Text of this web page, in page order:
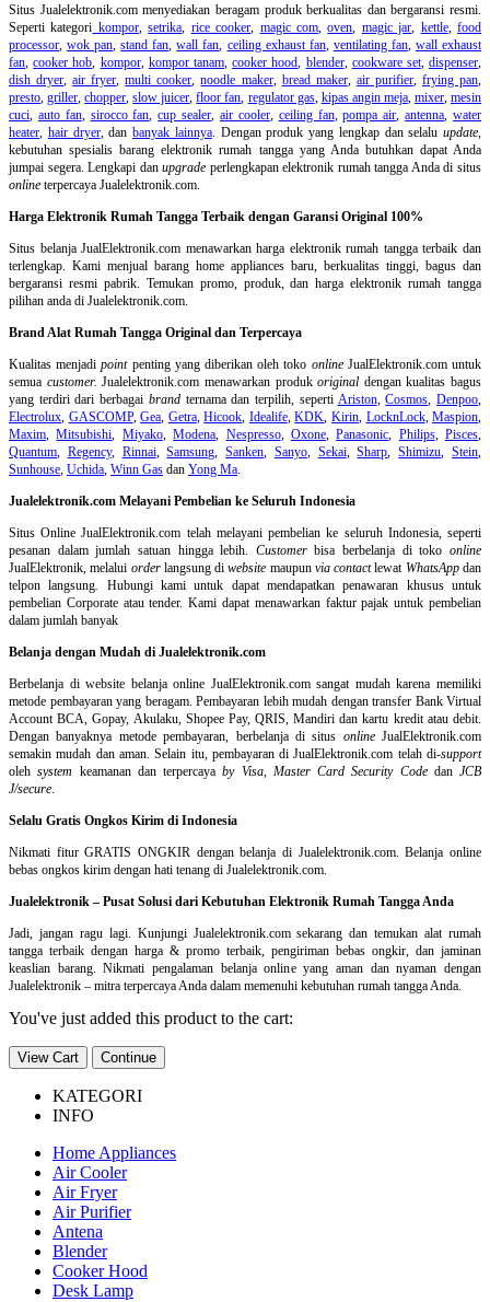
Situs Jualelektronik.com menyediakan beragam produk berkualitas dan bergaransi resmi.
Seperti kategori kompor,setrika, rice cooker, magic com,oven, magic jar, kettle,food
processor,wok pan,stand fan,wall fan, ceiling exhaust fan, ventilating fan, wall exhaust
fan,cooker hob, kompor, kompor tanam,cooker hood, blender, cookware set,dispenser,
dish dryer,air fryer,multi cooker,noodle maker, bread maker, air purifier, frying pan,
presto,griller,chopper,slow juicer,floor fan, regulator gas, kipas angin meja, mixer,mesin
cuci, auto fan, sirocco fan,cup sealer,air cooler, ceiling fan,pompa air,antenna,water
heater, hair dryer, dan banyak lainnya. Dengan produk yang lengkap dan selalu update,
kebutuhan spesialis barang elektronik rumah tangga yang Anda butuhkan dapat Anda
jumpai segera. Lengkapi danupgrade perlengkapan elektronik rumah tangga Anda di situs
online terpercaya Jualelektronik.com.
Harga Elektronik Rumah Tangga Terbaik dengan Garansi Original 100%
Situs belanjaJualElektronik.com menawarkan harga elektronik rumah tangga terbaik dan
terlengkap. Kami menjual barang home appliances baru, berkualitas tinggi, bagus dan
bergaransi resmi pabrik. Temukan promo, produk, dan harga elektronik rumah tangga
pilihan anda di Jualelektronik.com.
Brand Alat Rumah Tangga Original dan Terpercaya
Kualitas menjadipointpenting yang diberikan oleh toko onlineJualElektronik.com untuk
semua customer. Jualelektronik.com menawarkan produkoriginal dengan kualitas bagus
yang terdiri dari berbagai brandternama dan terpilih, seperti Ariston,Cosmos,Denpoo,
Electrolux, GASCOMP,Gea, Getra,Hicook, Idealife,KDK, Kirin, LocknLock,Maspion,
Maxim,Mitsubishi, Miyako,Modena, Nespresso, Oxone,Panasonic, Philips, Pisces,
Quantum, Regency, Rinnai,Samsung,Sanken, Sanyo, Sekai,Sharp,Shimizu,Stein,
Sunhouse, Uchida, Winn Gas dan Yong Ma.
Jualelektronik.com Melayani Pembelian ke Seluruh Indonesia
Situs Online JualElektronik.com telah melayani pembelian ke seluruh Indonesia, seperti
pesanan dalam jumlah satuan hingga lebih. Customerbisa berbelanja di tokoonline
JualElektronik, melalui orderlangsung diwebsite maupun via contactlewat WhatsAppdan
telpon langsung. Hubungi kami untuk dapat mendapatkan penawaran khusus untuk
pembelian Corporate atau tender. Kami dapat menawarkan faktur pajak untuk pembelian
dalam jumlah banyak
Belanja dengan Mudah di Jualelektronik.com
Berbelanja diwebsite belanja online JualElektronik.com sangat mudah karena memiliki
metode pembayaran yang beragam. Pembayaran lebih mudah dengan transfer Bank Virtual
Account BCA, Gopay, Akulaku, Shopee Pay, QRIS, Mandiri dan kartu kredit atau debit.
Dengan banyaknya metode pembayaran, berbelanja di situs onlineJualElektronik.com
semakin mudah dan aman. Selain itu, pembayaran di JualElektronik.com telah di-support
olehsystem keamanan dan terpercayaby Visa, Master Card Security Codedan JCB
J/secure.
Selalu Gratis Ongkos Kirim di Indonesia
Nikmati fitur GRATIS ONGKIR dengan belanja di Jualelektronik.com. Belanja online
bebas ongkos kirim dengan hati tenang di Jualelektronik.com.
Jualelektronik – Pusat Solusi dari Kebutuhan Elektronik Rumah Tangga Anda
Jadi, jangan ragu lagi. Kunjungi Jualelektronik.com sekarang dan temukan alat rumah
tangga terbaik dengan harga & promo terbaik, pengiriman bebas ongkir, dan jaminan
keaslian barang. Nikmati pengalaman belanja online yang aman dan nyaman dengan
Jualelektronik – mitra terpercaya Anda dalam memenuhi kebutuhan rumah tangga Anda.
You've just added this product to the cart:
View Cart Continue
KATEGORI
INFO
Home Appliances
Air Cooler
Air Fryer
Air Purifier
Antena
Blender
Cooker Hood
Desk Lamp